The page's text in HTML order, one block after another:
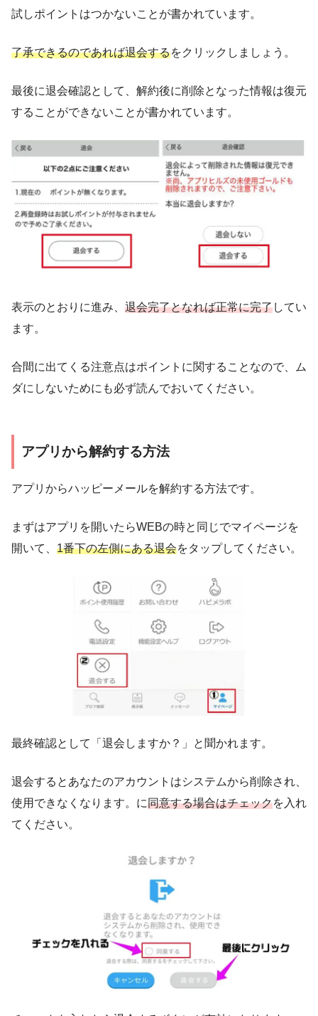
試しポイントはつかないことが書かれています。
了承できるのであれば退会するをクリックしましょう。
最後に退会確認として、解約後に削除となった情報は復元
することができないことが書かれています。
表示のとおりに進み、 退会完了となれば正常に完了してい
ます。
合間に出てくる注意点はポイントに関することなので、ム
ダにしないためにも必ず読んでおいてください。
アプリから解約する方法
アプリからハッピーメールを解約する方法です。
まずはアプリを開いたらWEBの時と同じでマイページを
開いて、 1番下の左側にある退会をタップしてください。
最終確認として「退会しますか？」と聞かれます。
退会するとあなたのアカウントはシステムから削除され、
使用できなくなります。に同意する場合はチェックを入れ
てください。